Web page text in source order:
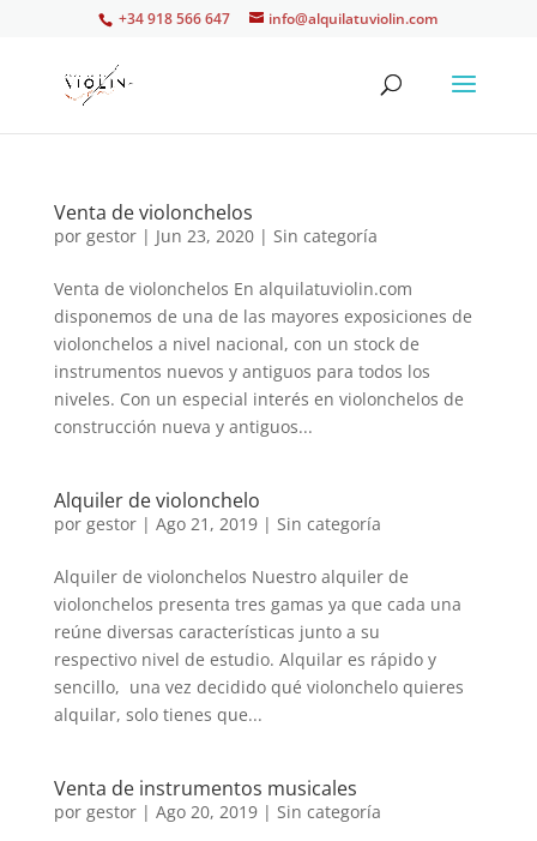
+34 918 566 647 info@alquilatuviolin.com
Venta de violonchelos
por gestor| Jun 23, 2020| Sin categoría
Venta de violonchelos En alquilatuviolin.com
disponemos de una de las mayores exposiciones de
violonchelos a nivel nacional, con un stock de
instrumentos nuevos y antiguos para todos los
niveles. Con un especial interés en violonchelos de
construcción nueva y antiguos...
Alquiler de violonchelo
por gestor| Ago 21, 2019| Sin categoría
Alquiler de violonchelos Nuestro alquiler de
violonchelos presenta tres gamas ya que cada una
reúne diversas características junto a su
respectivo nivel de estudio. Alquilar es rápido y
sencillo, una vez decidido qué violonchelo quieres
alquilar, solo tienes que...
Venta de instrumentos musicales
por gestor| Ago 20, 2019| Sin categoría